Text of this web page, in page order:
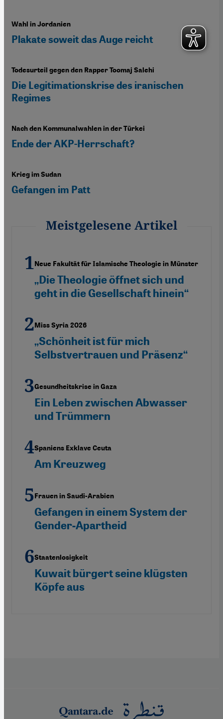
Wahl in Jordanien
Plakate soweit das Auge reicht
Todesurteil gegen den Rapper Toomaj Salehi
Die Legitimationskrise des iranischen
Regimes
Nach den Kommunalwahlen in der Türkei
Ende der AKP-Herrschaft?
Krieg im Sudan
Gefangen im Patt
Meistgelesene Artikel
Neue Fakultät für Islamische Theologie in Münster
„Die Theologie öffnet sich und
geht in die Gesellschaft hinein“
Miss Syria 2026
„Schönheit ist für mich
Selbstvertrauen und Präsenz“
Gesundheitskrise in Gaza
Ein Leben zwischen Abwasser
und Trümmern
Spaniens Exklave Ceuta
Am Kreuzweg
Frauen in Saudi-Arabien
Gefangen in einem System der
Gender-Apartheid
Staatenlosigkeit
Kuwait bürgert seine klügsten
Köpfe aus